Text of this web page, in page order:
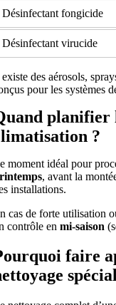
Désinfectant fongicide
Désinfectant virucide
des aérosols,
pour les systèmes
planifier
?
moment idéal pour
, avant la
installations.
cas de forte utilisation
contrôle enmi-saison
faire